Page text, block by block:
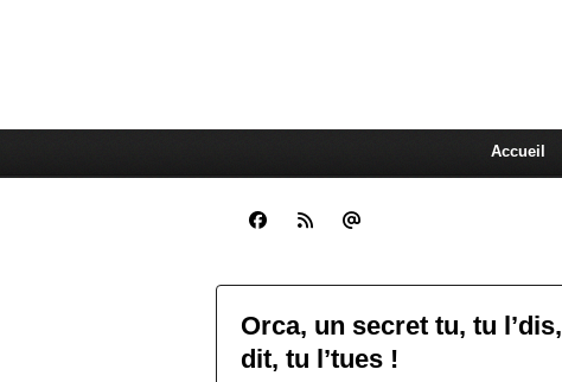
Accueil
Orca, un secret tu, tu
dit, tu l’tues !